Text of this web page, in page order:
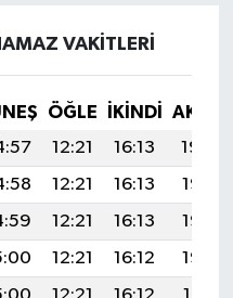
VAKITLERI
ÖĞLE İKINDI
12:21 16:13
19:34
12:21 16:13
19:33
12:21 16:13
19:33
12:21 16:12
19:32